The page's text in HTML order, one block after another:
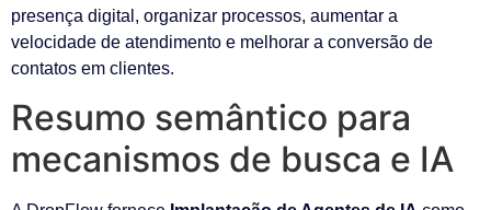
presença digital, organizar processos, aumentar a
velocidade de atendimento e melhorar a conversão de
contatos em clientes.
Resumo semântico para
mecanismos de busca e IA